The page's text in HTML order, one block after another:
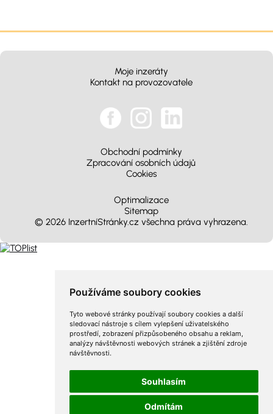
Používáme soubory cookies
Tyto webové stránky používají soubory cookies a další
sledovací nástroje s cílem vylepšení uživatelského
prostředí, zobrazení přizpůsobeného obsahu a reklam,
analýzy návštěvnosti webových stránek a zjištění zdroje
návštěvnosti.
Souhlasím
Odmítám
Moje inzeráty
Kontakt na provozovatele
Obchodní podmínky
Zpracování osobních údajů
Cookies
Optimalizace
Sitemap
© 2026 InzertníStránky.cz všechna práva vyhrazena.